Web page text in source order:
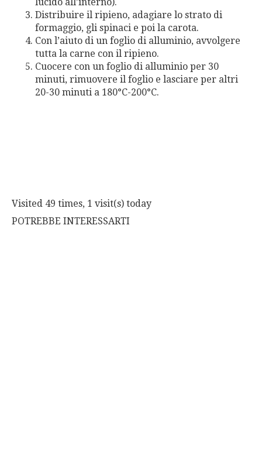
Distribuire il ripieno, adagiare lo strato di
formaggio, gli spinaci e poi la carota.
Con l’aiuto di un foglio di alluminio, avvolgere
tutta la carne con il ripieno.
Cuocere con un foglio di alluminio per 30
minuti, rimuovere il foglio e lasciare per altri
20-30 minuti a 180°C-200°C.
Visited 49 times, 1 visit(s) today
POTREBBE INTERESSARTI